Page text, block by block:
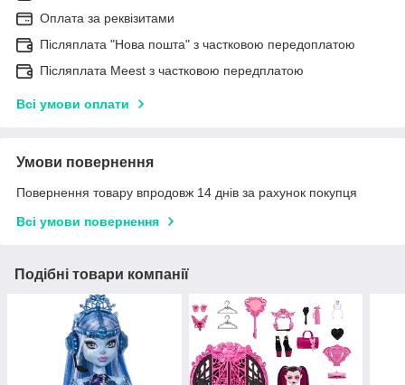
Оплата за реквізитами
Післяплата "Нова пошта" з частковою передоплатою
Післяплата Meest з частковою передплатою
Всі умови оплати
Умови повернення
Повернення товару впродовж 14 днів за рахунок покупця
Всі умови повернення
Подібні товари компанії